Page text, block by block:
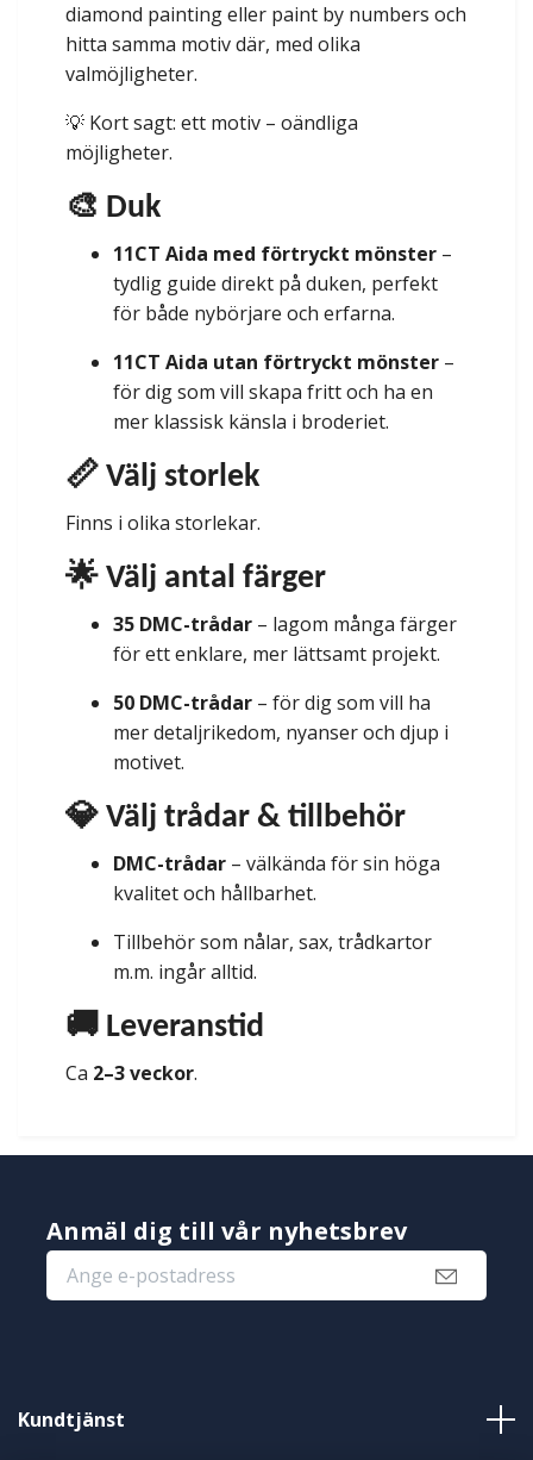
diamond painting eller paint by numbers och
hitta samma motiv där, med olika
valmöjligheter.
💡 Kort sagt: ett motiv – oändliga
möjligheter.
🎨 Duk
11CT Aida med förtryckt mönster –
tydlig guide direkt på duken, perfekt
för både nybörjare och erfarna.
11CT Aida utan förtryckt mönster –
för dig som vill skapa fritt och ha en
mer klassisk känsla i broderiet.
📏 Välj storlek
Finns i olika storlekar.
🌟 Välj antal färger
35 DMC-trådar – lagom många färger
för ett enklare, mer lättsamt projekt.
50 DMC-trådar – för dig som vill ha
mer detaljrikedom, nyanser och djup i
motivet.
💎 Välj trådar & tillbehör
DMC-trådar – välkända för sin höga
kvalitet och hållbarhet.
Tillbehör som nålar, sax, trådkartor
m.m. ingår alltid.
🚚 Leveranstid
Ca 2–3 veckor.
Anmäl dig till vår nyhetsbrev
Kundtjänst